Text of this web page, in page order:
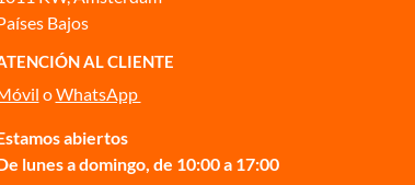
Bajos
AL CLIENTE
oWhatsApp
abiertos
lunes a domingo, de 10:00 a 17:00